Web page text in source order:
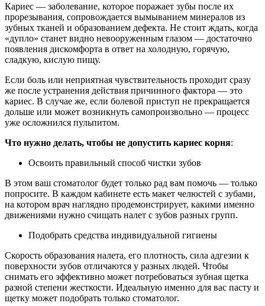
Кариес — заболевание, которое поражает зубы после их
прорезывания, сопровождается вымыванием минералов из
зубных тканей и образованием дефекта. Не стоит ждать, когда
«дупло» станет видно невооруженным глазом — достаточно
появления дискомфорта в ответ на холодную, горячую,
сладкую, кислую пищу.
Если боль или неприятная чувствительность проходит сразу
же после устранения действия причинного фактора — это
кариес. В случае же, если болевой приступ не прекращается
дольше или может возникнуть самопроизвольно — процесс
уже осложнился пульпитом.
Что нужно делать, чтобы не допустить кариес корня:
Освоить правильный способ чистки зубов
В этом ваш стоматолог будет только рад вам помочь — только
попросите. В каждом кабинете есть макет челюстей с зубами,
на котором врач наглядно продемонстрирует, какими именно
движениями нужно счищать налет с зубов разных групп.
Подобрать средства индивидуальной гигиены
Скорость образования налета, его плотность, сила адгезии к
поверхности зубов отличаются у разных людей. Чтобы
снимать его эффективно может потребоваться зубная щетка
разной степени жесткости. Идеальную именно для вас пасту и
щетку может подобрать только стоматолог.